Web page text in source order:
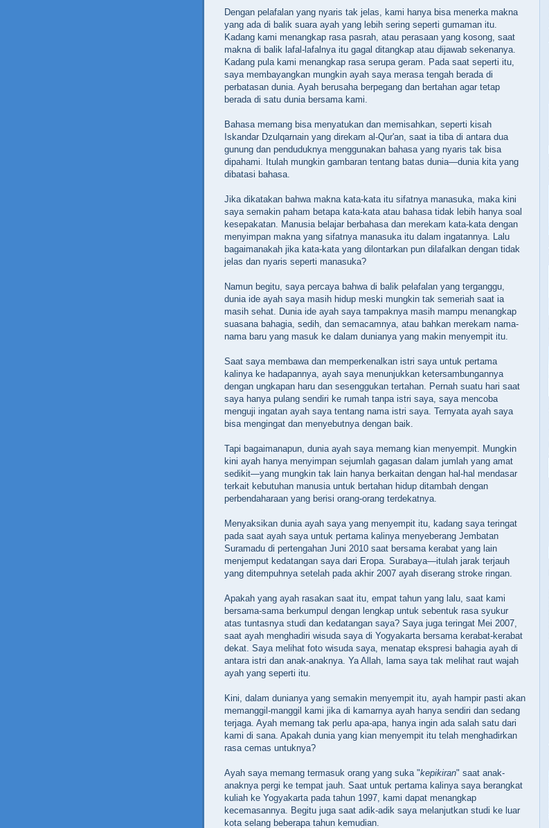
Dengan pelafalan yang nyaris tak jelas, kami hanya bisa menerka makna
yang ada di balik suara ayah yang lebih sering seperti gumaman itu.
Kadang kami menangkap rasa pasrah, atau perasaan yang kosong, saat
makna di balik lafal-lafalnya itu gagal ditangkap atau dijawab sekenanya.
Kadang pula kami menangkap rasa serupa geram. Pada saat seperti itu,
saya membayangkan mungkin ayah saya merasa tengah berada di
perbatasan dunia. Ayah berusaha berpegang dan bertahan agar tetap
berada di satu dunia bersama kami.
Bahasa memang bisa menyatukan dan memisahkan, seperti kisah
Iskandar Dzulqarnain yang direkam al-Qur'an, saat ia tiba di antara dua
gunung dan penduduknya menggunakan bahasa yang nyaris tak bisa
dipahami. Itulah mungkin gambaran tentang batas dunia—dunia kita yang
dibatasi bahasa.
Jika dikatakan bahwa makna kata-kata itu sifatnya manasuka, maka kini
saya semakin paham betapa kata-kata atau bahasa tidak lebih hanya soal
kesepakatan. Manusia belajar berbahasa dan merekam kata-kata dengan
menyimpan makna yang sifatnya manasuka itu dalam ingatannya. Lalu
bagaimanakah jika kata-kata yang dilontarkan pun dilafalkan dengan tidak
jelas dan nyaris seperti manasuka?
Namun begitu, saya percaya bahwa di balik pelafalan yang terganggu,
dunia ide ayah saya masih hidup meski mungkin tak semeriah saat ia
masih sehat. Dunia ide ayah saya tampaknya masih mampu menangkap
suasana bahagia, sedih, dan semacamnya, atau bahkan merekam nama-
nama baru yang masuk ke dalam dunianya yang makin menyempit itu.
Saat saya membawa dan memperkenalkan istri saya untuk pertama
kalinya ke hadapannya, ayah saya menunjukkan ketersambungannya
dengan ungkapan haru dan sesenggukan tertahan. Pernah suatu hari saat
saya hanya pulang sendiri ke rumah tanpa istri saya, saya mencoba
menguji ingatan ayah saya tentang nama istri saya. Ternyata ayah saya
bisa mengingat dan menyebutnya dengan baik.
Tapi bagaimanapun, dunia ayah saya memang kian menyempit. Mungkin
kini ayah hanya menyimpan sejumlah gagasan dalam jumlah yang amat
sedikit—yang mungkin tak lain hanya berkaitan dengan hal-hal mendasar
terkait kebutuhan manusia untuk bertahan hidup ditambah dengan
perbendaharaan yang berisi orang-orang terdekatnya.
Menyaksikan dunia ayah saya yang menyempit itu, kadang saya teringat
pada saat ayah saya untuk pertama kalinya menyeberang Jembatan
Suramadu di pertengahan Juni 2010 saat bersama kerabat yang lain
menjemput kedatangan saya dari Eropa. Surabaya—itulah jarak terjauh
yang ditempuhnya setelah pada akhir 2007 ayah diserang stroke ringan.
Apakah yang ayah rasakan saat itu, empat tahun yang lalu, saat kami
bersama-sama berkumpul dengan lengkap untuk sebentuk rasa syukur
atas tuntasnya studi dan kedatangan saya? Saya juga teringat Mei 2007,
saat ayah menghadiri wisuda saya di Yogyakarta bersama kerabat-kerabat
dekat. Saya melihat foto wisuda saya, menatap ekspresi bahagia ayah di
antara istri dan anak-anaknya. Ya Allah, lama saya tak melihat raut wajah
ayah yang seperti itu.
Kini, dalam dunianya yang semakin menyempit itu, ayah hampir pasti akan
memanggil-manggil kami jika di kamarnya ayah hanya sendiri dan sedang
terjaga. Ayah memang tak perlu apa-apa, hanya ingin ada salah satu dari
kami di sana. Apakah dunia yang kian menyempit itu telah menghadirkan
rasa cemas untuknya?
Ayah saya memang termasuk orang yang suka "kepikiran" saat anak-
anaknya pergi ke tempat jauh. Saat untuk pertama kalinya saya berangkat
kuliah ke Yogyakarta pada tahun 1997, kami dapat menangkap
kecemasannya. Begitu juga saat adik-adik saya melanjutkan studi ke luar
kota selang beberapa tahun kemudian.